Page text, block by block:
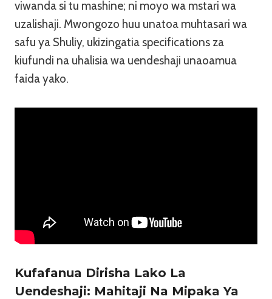
viwanda si tu mashine; ni moyo wa mstari wa
uzalishaji. Mwongozo huu unatoa muhtasari wa
safu ya Shuliy, ukizingatia specifications za
kiufundi na uhalisia wa uendeshaji unaoamua
faida yako.
Kufafanua Dirisha Lako La
Uendeshaji: Mahitaji Na Mipaka Ya